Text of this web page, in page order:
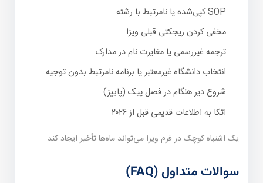
SOP کپی‌شده یا نامرتبط با رشته
مخفی کردن ریجکتی قبلی ویزا
ترجمه غیررسمی یا مغایرت نام در مدارک
انتخاب دانشگاه غیرمعتبر یا برنامه نامرتبط بدون توجیه
شروع دیر هنگام در فصل پیک (پاییز)
اتکا به اطلاعات قدیمی قبل از ۲۰۲۶
یک اشتباه کوچک در فرم ویزا می‌تواند ماه‌ها تأخیر ایجاد کند.
سوالات متداول (FAQ)